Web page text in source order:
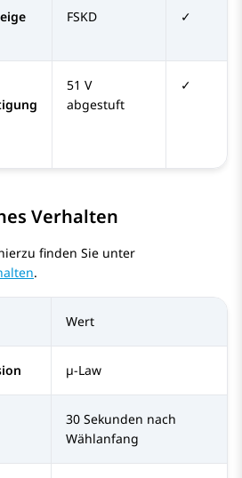
FSKD ✓
51 V
abgestuft
✓
Verhalten
finden Sie unter
.
Wert
µ-Law
30 Sekunden nach
Wählanfang